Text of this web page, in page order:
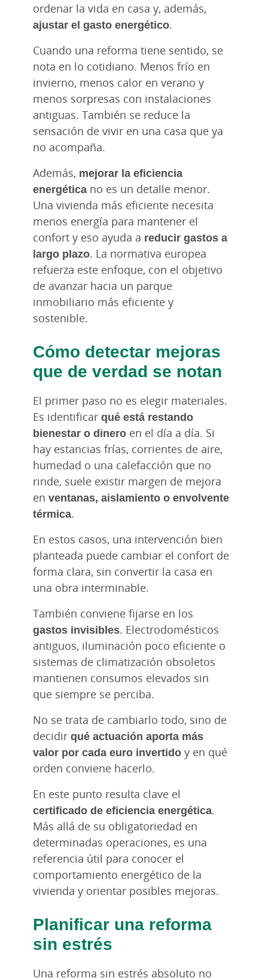
ordenar la vida en casa y, además,
ajustar el gasto energético.
Cuando una reforma tiene sentido, se
nota en lo cotidiano. Menos frío en
invierno, menos calor en verano y
menos sorpresas con instalaciones
antiguas. También se reduce la
sensación de vivir en una casa que ya
no acompaña.
Además, mejorar la eficiencia
energética no es un detalle menor.
Una vivienda más eficiente necesita
menos energía para mantener el
confort y eso ayuda a reducir gastos a
largo plazo. La normativa europea
refuerza este enfoque, con el objetivo
de avanzar hacia un parque
inmobiliario más eficiente y
sostenible.
Cómo detectar mejoras
que de verdad se notan
El primer paso no es elegir materiales.
Es identificar qué está restando
bienestar o dinero en el día a día. Si
hay estancias frías, corrientes de aire,
humedad o una calefacción que no
rinde, suele existir margen de mejora
en ventanas, aislamiento o envolvente
térmica.
En estos casos, una intervención bien
planteada puede cambiar el confort de
forma clara, sin convertir la casa en
una obra interminable.
También conviene fijarse en los
gastos invisibles. Electrodomésticos
antiguos, iluminación poco eficiente o
sistemas de climatización obsoletos
mantienen consumos elevados sin
que siempre se perciba.
No se trata de cambiarlo todo, sino de
decidir qué actuación aporta más
valor por cada euro invertido y en qué
orden conviene hacerlo.
En este punto resulta clave el
certificado de eficiencia energética.
Más allá de su obligatoriedad en
determinadas operaciones, es una
referencia útil para conocer el
comportamiento energético de la
vivienda y orientar posibles mejoras.
Planificar una reforma
sin estrés
Una reforma sin estrés absoluto no